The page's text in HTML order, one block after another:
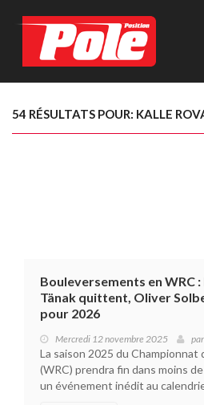
54 RÉSULTATS POUR: KALLE
Bouleversements en WRC
Tänak quittent, Oliver
pour 2026
Mercredi 12 novembre 2025 par
La saison 2025 du Championnat
(WRC) prendra fin dans moins
un événement inédit au